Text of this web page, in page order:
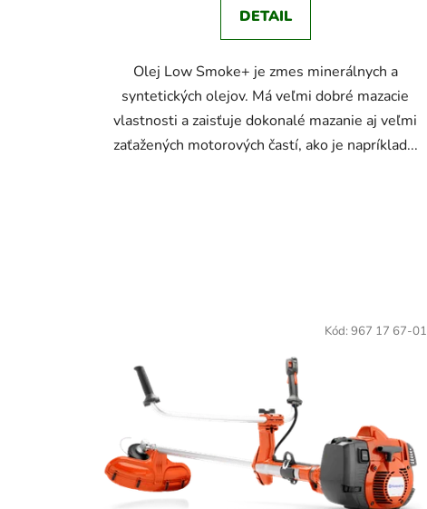
DETAIL
Olej Low Smoke+ je zmes minerálnych a
syntetických olejov. Má veľmi dobré mazacie
vlastnosti a zaisťuje dokonalé mazanie aj veľmi
zaťažených motorových častí, ako je napríklad...
Kód:967 17 67-01